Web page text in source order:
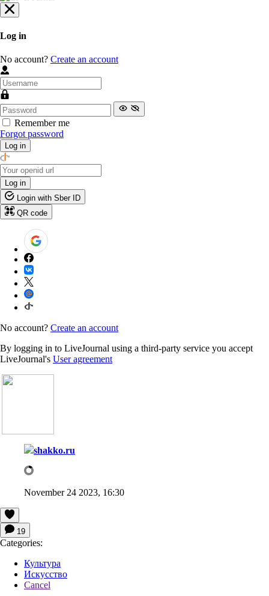
Log in
No account? Create an account
Remember me
Forgot password
Log in
Log in
Login with Sber ID
QR code
No account? Create an account
By logging in to LiveJournal using a third-party service you accept
LiveJournal's User agreement
shakko.ru
November 24 2023, 16:30
19
Categories:
Культура
Искусство
Cancel